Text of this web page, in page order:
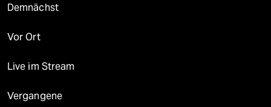
Demnächst
Vor Ort
Live im Stream
Vergangene